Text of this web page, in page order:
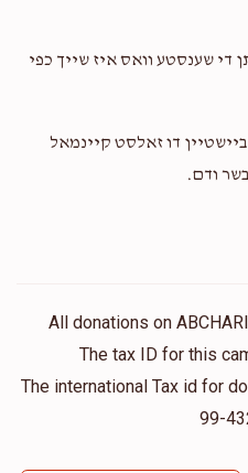
די שענסטע וואס איז שייך כפי
דו זאלסט קיינמאל
ודם.
All donations on
The tax ID for this
The international Tax id for
99-